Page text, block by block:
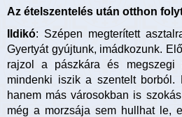
Az ételszentelés után otthon
Ildikó: Szépen megterített
Gyertyát gyújtunk, imádkozunk.
rajzol a pászkára és megszegi
mindenki iszik a szentelt borból.
hanem más városokban is
még a morzsája sem hullhat le,